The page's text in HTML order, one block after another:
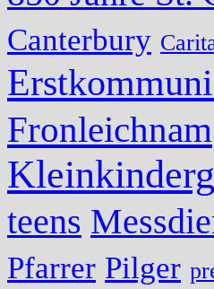
Canterbury
Fronleichnam
teens
Pfarrer Pilger